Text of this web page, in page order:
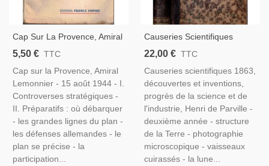
Cap Sur La Provence, Amiral
Lemonnier, 1954 - 2e Guerre
Marine Militaire,
5,50 € TTC
Cap sur la Provence, Amiral
Lemonnier - 15 août 1944 - I.
Controverses stratégiques -
II. Préparatifs : où débarquer
- les grandes lignes du plan -
les défenses allemandes - le
plan se précise - la
participation...
Causeries Scientifiques
1862, Progrès De La Science
Parville - Inventions 19e
Siècle, Revues
22,00 € TTC
Causeries scientifiques 1863,
découvertes et inventions,
progrès de la science et de
l'industrie, Henri de Parville -
deuxième année - structure
de la Terre - photographie
microscopique - vaisseaux
cuirassés - la lune...